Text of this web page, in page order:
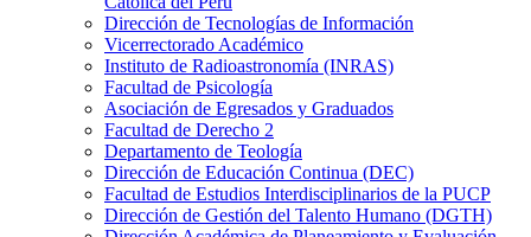
Dirección de Tecnologías de Información
Vicerrectorado Académico
Instituto de Radioastronomía (INRAS)
Facultad de Psicología
Asociación de Egresados y Graduados
Facultad de Derecho 2
Departamento de Teología
Dirección de Educación Continua (DEC)
Facultad de Estudios Interdisciplinarios de la PUCP
Dirección de Gestión del Talento Humano (DGTH)